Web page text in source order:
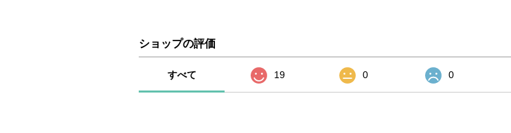
ショップの評価
すべて 19 0 0